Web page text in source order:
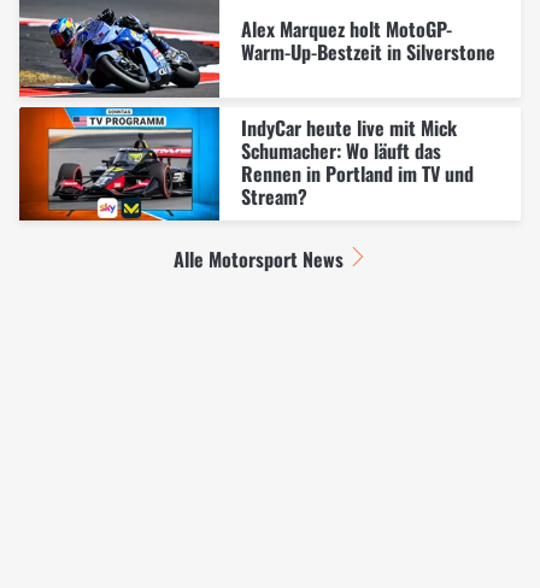
Alex Marquez holt MotoGP-
Warm-Up-Bestzeit in Silverstone
IndyCar heute live mit Mick
Schumacher: Wo läuft das
Rennen in Portland im TV und
Stream?
Alle Motorsport News